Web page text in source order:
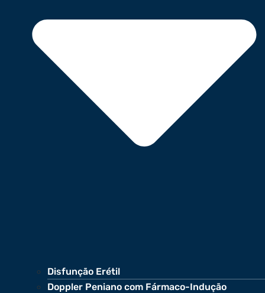
Disfunção Erétil
Doppler Peniano com Fármaco-Indução